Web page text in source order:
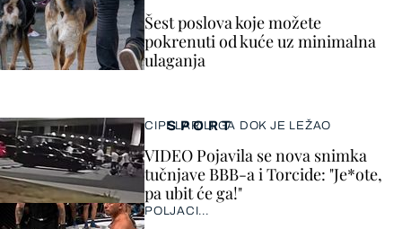
SPORT
CIPELARILI GA DOK JE LEŽAO
VIDEO Pojavila se nova snimka
tučnjave BBB-a i Torcide: "Je*ote,
pa ubit će ga!"
POLJACI...
Šest poslova koje možete
pokrenuti od kuće uz minimalna
ulaganja